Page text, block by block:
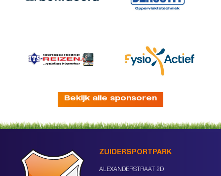
Bekijk alle sponsoren
ZUIDERSPORTPARK
ALEXANDERSTRAAT 2D